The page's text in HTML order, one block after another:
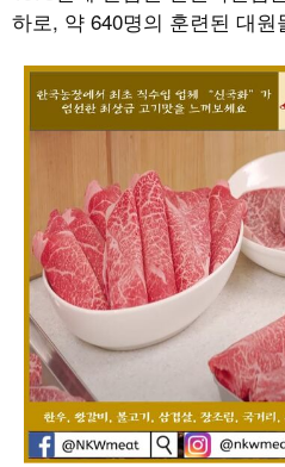
하로, 약 640명의 훈련된 대